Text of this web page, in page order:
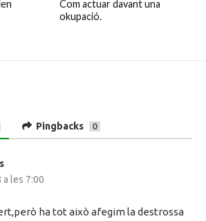
Com actuar davant una
okupació.
Pingbacks 0
a
i
les 7:00
ha tot això afegim la destrossa